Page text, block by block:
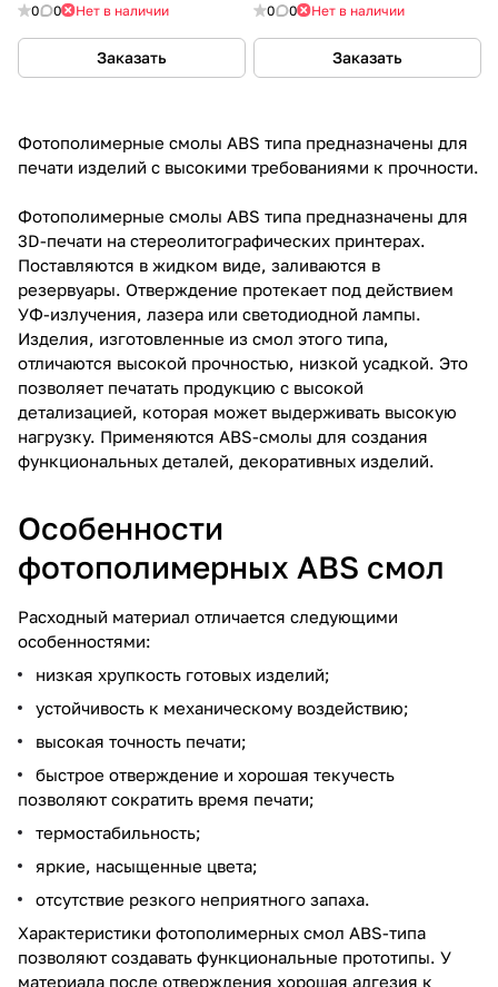
0 0 Нет в наличии
Заказать
0 0 Нет в наличии
Заказать
Фотополимерные смолы ABS типа предназначены для
печати изделий с высокими требованиями к прочности.
Фотополимерные смолы ABS типа предназначены для
3D-печати на стереолитографических принтерах.
Поставляются в жидком виде, заливаются в
резервуары. Отверждение протекает под действием
УФ-излучения, лазера или светодиодной лампы.
Изделия, изготовленные из смол этого типа,
отличаются высокой прочностью, низкой усадкой. Это
позволяет печатать продукцию с высокой
детализацией, которая может выдерживать высокую
нагрузку. Применяются ABS-смолы для создания
функциональных деталей, декоративных изделий.
Особенности
фотополимерных ABS смол
Расходный материал отличается следующими
особенностями:
низкая хрупкость готовых изделий;
устойчивость к механическому воздействию;
высокая точность печати;
быстрое отверждение и хорошая текучесть
позволяют сократить время печати;
термостабильность;
яркие, насыщенные цвета;
отсутствие резкого неприятного запаха.
Характеристики фотополимерных смол ABS-типа
позволяют создавать функциональные прототипы. У
материала после отверждения хорошая адгезия к